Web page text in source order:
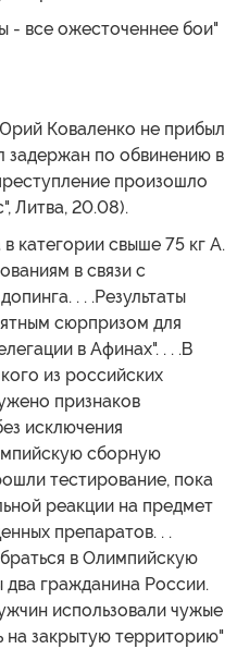
- все ожесточеннее бои"
Коваленко не прибыл
задержан по обвинению в
произошло
Литва, 20.08).
категории свыше 75 кг А.
в связи с
. . .Результаты
сюрпризом для
в Афинах". . . .В
из российских
признаков
исключения
сборную
тестирование, пока
реакции на предмет
препаратов. . .
в Олимпийскую
гражданина России.
использовали чужые
на закрытую территорию"